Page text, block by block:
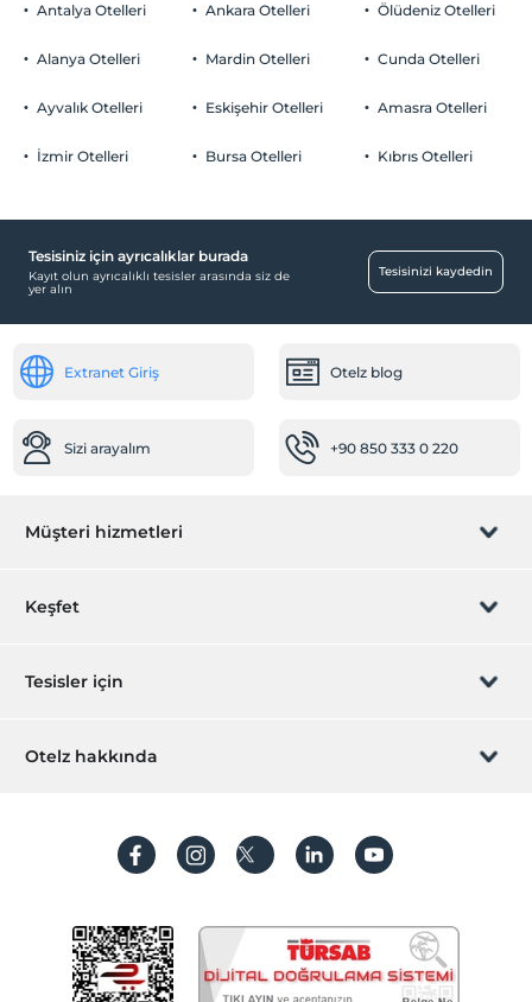
Antalya Otelleri
Alanya Otelleri
Ayvalık Otelleri
İzmir Otelleri
Ankara Otelleri
Mardin Otelleri
Eskişehir Otelleri
Bursa Otelleri
Ölüdeniz Otelleri
Cunda Otelleri
Amasra Otelleri
Kıbrıs Otelleri
Tesisiniz için ayrıcalıklar burada
Kayıt olun ayrıcalıklı tesisler arasında siz de
yer alın
Tesisinizi kaydedin
Extranet Giriş Otelz blog
Sizi arayalım +90 850 333 0 220
Müşteri hizmetleri
Rezervasyon yönet
Sıkça sorulan sorular
İşlem rehberi
Keşfet
Hediye Kart
Hesap oluştur
Tesisler için
Hemen tesisinizi ekleyin
Otelz hakkında
Koşullar ve şartlar